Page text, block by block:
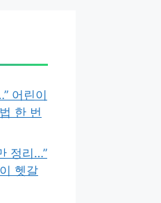
어린이
한 번
정리…”
헷갈